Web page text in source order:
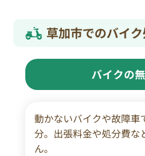
草加市でのバイ
バイクの
動かないバイクや故障車
分。出張料金や処分費な
ん。